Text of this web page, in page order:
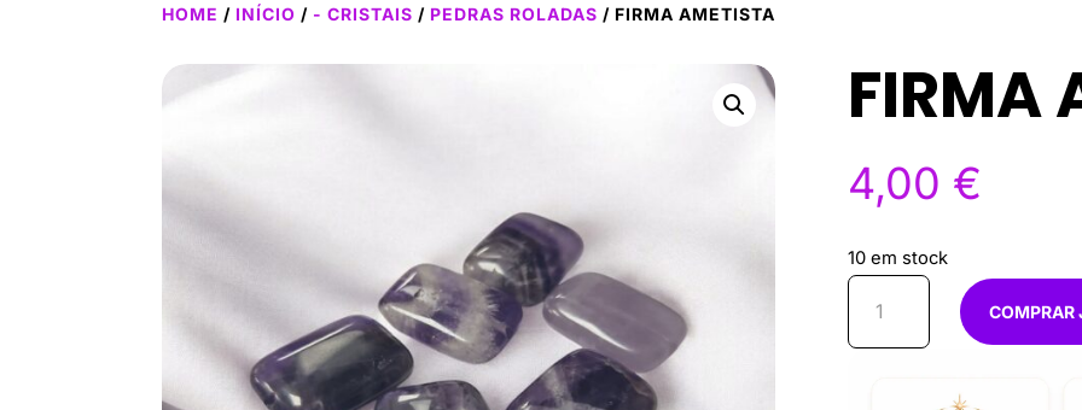
HOME / INÍCIO / - CRISTAIS / PEDRAS ROLADAS / FIRMA AMETISTA
FIRMA
4,00 €
10 em stock
Quantidade
COMPRAR